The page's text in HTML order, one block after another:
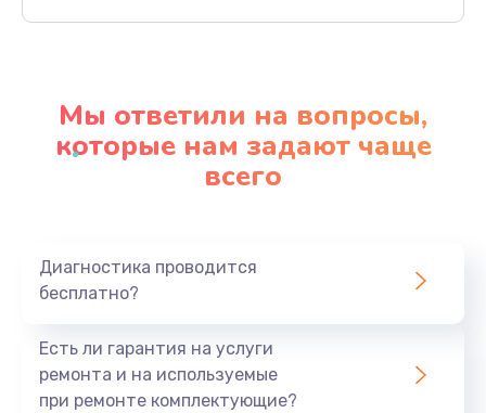
Заказать
Замена мультиконтроллера
Заказать
Мы ответили на вопросы,
которые нам задают чаще
всего
Диагностика проводится
бесплатно?
Есть ли гарантия на услуги
ремонта и на используемые
при ремонте комплектующие?